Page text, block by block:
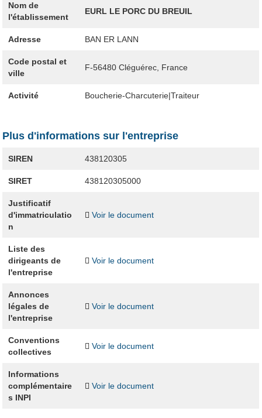
Nom de
l'établissement
EURL LE PORC DU BREUIL
Adresse BAN ER LANN
Code postal et
ville
F-56480 Cléguérec, France
Activité Boucherie-Charcuterie|Traiteur
Plus d'informations sur l'entreprise
SIREN 438120305
SIRET 438120305000
Justificatif
d'immatriculatio
n
Voir le document
Liste des
dirigeants de
l'entreprise
Voir le document
Annonces
légales de
l'entreprise
Voir le document
Conventions
collectives
Voir le document
Informations
complémentaire
s INPI
Voir le document